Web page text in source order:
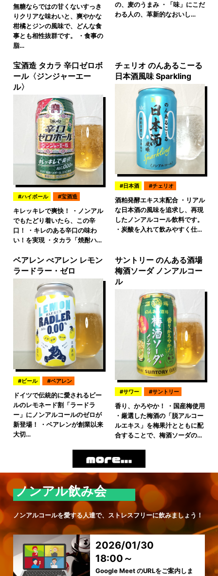
無糖ならではの甘くないすっき
りクリアな味わいと、爽やかな
柑橘とジンの風味で、どんな食
事とも相性抜群です。 ・食事の
脂…
の、麦のうまみ ・「味」にこだ
わる人の、革新的なおいし…
宝酒造 タカラ 辛口ゼロボ
ール〈ジンジャーエー
ル〉
ハイボール 宝酒造
キレッキレで爽快！ ・ノンアル
でもたどり着いたら、この辛
口！ ・キレのある辛口の味わ
い！を実現 ・タカラ「焼酎ハ…
チェリオ のんあるこーる
日本酒風味 Sparkling
日本酒 チェリオ
酒粕発酵エキス末配合 ・リアル
な日本酒の風味を追求し、再現
したノンアルコール飲料です。
・炭酸を入れて飲みやすく仕…
ベアレン べアレン レモン
ラードラー・ゼロ
ビール ベアレン
ドイツで伝統的に愛されるビー
ルのレモネード割「ラードラ
ー」にノンアルコールのゼロが
新登場！ ・ベアレンが創業以来
大切…
サントリー のんある酒場
梅酒ソーダ ノンアルコー
ル
サワー サントリー
香り、かろやか！ ・国産梅使用
・厳選した梅酒の「脱アルコー
ルエキス」を梅果汁とともに配
合することで、梅酒ソーダの…
ノンアル飲み会
ノンアルコールを愛する人達で、ストレスフリーに飲みましょう！
2026/01/30
18:00～
Google Meet のURLをご案内しま